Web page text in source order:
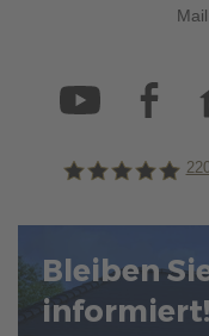
Bleiben
informiert!